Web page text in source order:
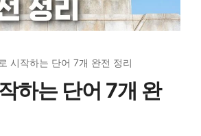
시작하는 단어 7개 완전 정리
하는 단어 7개 완